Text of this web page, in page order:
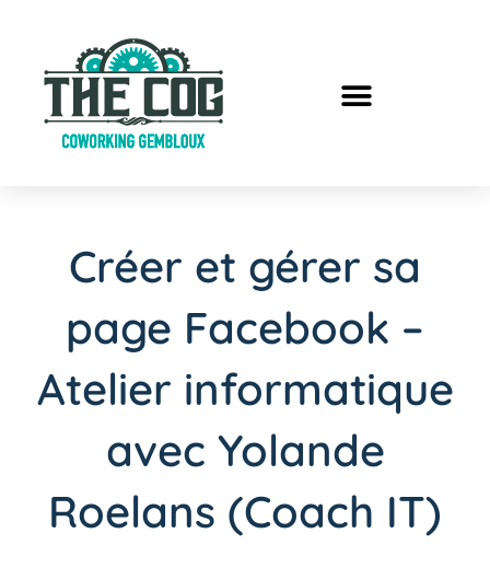
Créer et gérer sa
page Facebook –
Atelier informatique
avec Yolande
Roelans (Coach IT)